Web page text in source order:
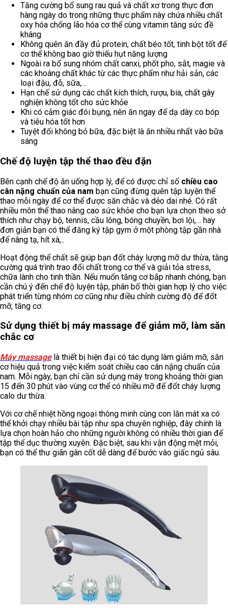
Tăng cường bổ sung rau quả và chất xơ trong thực đơn
hàng ngày do trong những thực phẩm này chứa nhiều chất
oxy hóa chống lão hóa cơ thể cùng vitamin tăng sức đề
kháng
Không quên ăn đầy đủ protein, chất béo tốt, tinh bột tốt để
cơ thể không bao giờ thiếu hụt năng lượng
Ngoài ra bổ sung nhóm chất canxi, phốt pho, sắt, magie và
các khoáng chất khác từ các thực phẩm như hải sản, các
loại đậu, đỗ, sữa,…
Hạn chế sử dụng các chất kích thích, rượu, bia, chất gây
nghiện không tốt cho sức khỏe
Khi có cảm giác đói bụng, nên ăn ngay để dạ dày co bóp
và tiêu hóa tốt hơn
Tuyệt đối không bỏ bữa, đặc biệt là ăn nhiều nhất vào bữa
sáng
Chế độ luyện tập thể thao đều đặn
Bên cạnh chế độ ăn uống hợp lý, để có được chỉ số chiều cao
cân nặng chuẩn của nam bạn cũng đừng quên tập luyện thể
thao mỗi ngày để cơ thể được săn chắc và dẻo dai nhé. Có rất
nhiều môn thể thao nâng cao sức khỏe cho bạn lựa chọn theo sở
thích như chạy bộ, tennis, cầu lông, bóng chuyền, bơi lội,… hay
đơn giản bạn có thể đăng ký tập gym ở một phòng tập gần nhà
để nâng tạ, hít xà,..
Hoạt động thể chất sẽ giúp bạn đốt cháy lượng mỡ dư thừa, tăng
cường quá trình trao đổi chất trong cơ thể và giải tỏa stress,
chữa lành cho tinh thần. Nếu muốn tăng cơ bắp nhanh chóng, bạn
cần chú ý đến chế độ luyện tập, phân bố thời gian hợp lý cho việc
phát triển từng nhóm cơ cũng như điều chỉnh cường độ để đốt
mỡ, tăng cơ.
Sử dụng thiết bị máy massage để giảm mỡ, làm săn
chắc cơ
Máy massagelà thiết bị hiện đại có tác dụng làm giảm mỡ, săn
cơ hiệu quả trong việc kiểm soát chiều cao cân nặng chuẩn của
nam. Mỗi ngày, bạn chỉ cần sử dụng máy trong khoảng thời gian
15 đến 30 phút vào vùng cơ thể có nhiều mỡ để đốt cháy lượng
calo dư thừa.
Với cơ chế nhiệt hồng ngoại thông minh cùng con lăn mát xa có
thể khởi chạy nhiều bài tập như spa chuyên nghiệp, đây chính là
lựa chọn hoàn hảo cho những người không có nhiều thời gian để
tập thể dục thường xuyên. Đặc biệt, sau khi vận động mệt mỏi,
bạn có thể thư giãn gân cốt dễ dàng để bước vào giấc ngủ sâu.